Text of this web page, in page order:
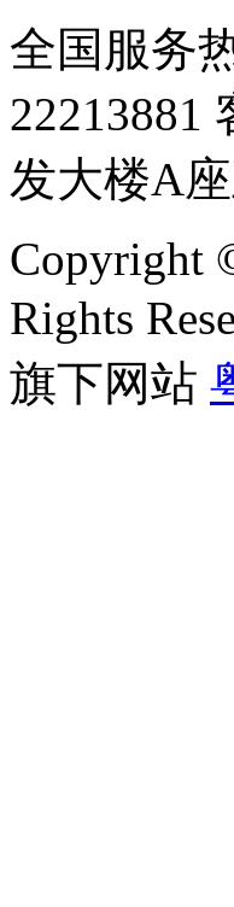
全国服务
22213881
发大楼A
Copyright
Rights
旗下网站